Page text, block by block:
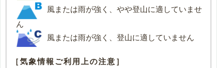
風または雨が強く、やや登山に適していませ
ん
風または雨が強く、登山に適していません
［気象情報ご利用上の注意］